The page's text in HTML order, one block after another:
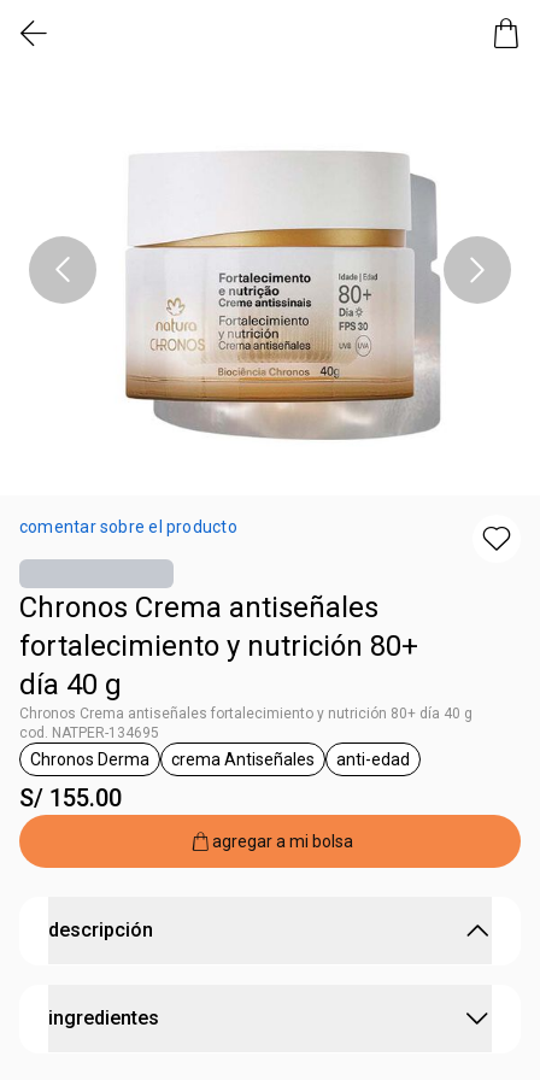
comentar sobre el producto
Chronos Crema antiseñales
fortalecimiento y nutrición 80+
día 40 g
Chronos Crema antiseñales fortalecimiento y nutrición 80+ día 40 g
cod. NATPER-134695
etiqueta Chronos Derma
Chronos Derma
etiqueta crema Antiseñales
crema Antiseñales
etiqueta anti-edad
anti-edad
S/ 155.00
agregar a mi bolsa
descripción
Crema antiseñales fortalecimiento y nutrición Chronos
ingredientes